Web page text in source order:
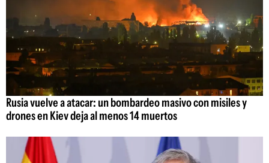
Rusia vuelve a atacar: un bombardeo masivo con misiles y
drones en Kiev deja al menos 14 muertos